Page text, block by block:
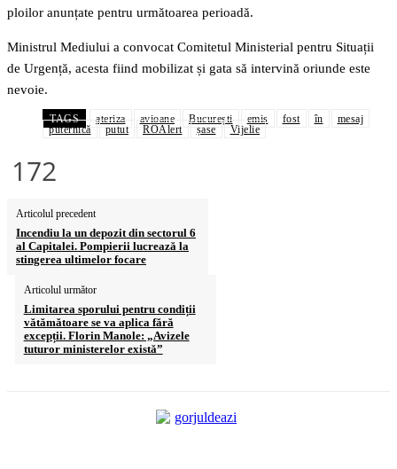
ploilor anunțate pentru următoarea perioadă.
Ministrul Mediului a convocat Comitetul Ministerial pentru Situații
de Urgență, acesta fiind mobilizat și gata să intervină oriunde este
nevoie.
TAGS ateriza avioane București emis fost în
mesaj
puternică
putut ROAlert șase Vijelie
172
Articolul precedent
Incendiu la un depozit din sectorul 6
al Capitalei. Pompierii lucrează la
stingerea ultimelor focare
Articolul următor
Limitarea sporului pentru condiții
vătămătoare se va aplica fără
excepții. Florin Manole: „Avizele
tuturor ministerelor există”